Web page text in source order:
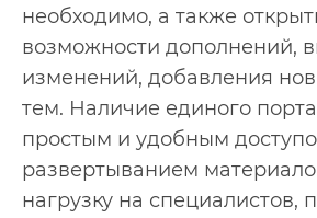
необходимо, а также
возможности дополнений,
изменений, добавления
тем. Наличие единого
простым и удобным
развертыванием
нагрузку на специалистов,